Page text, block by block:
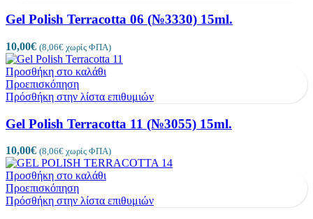
Gel Polish Terracotta 06 (№3330) 15ml.
10,00€ (8,06€ χωρίς ΦΠΑ)
Προσθήκη στο καλάθι
Προεπισκόπηση
Πρόσθήκη στην λίστα επιθυμιών
Gel Polish Terracotta 11 (№3055) 15ml.
10,00€ (8,06€ χωρίς ΦΠΑ)
Προσθήκη στο καλάθι
Προεπισκόπηση
Πρόσθήκη στην λίστα επιθυμιών